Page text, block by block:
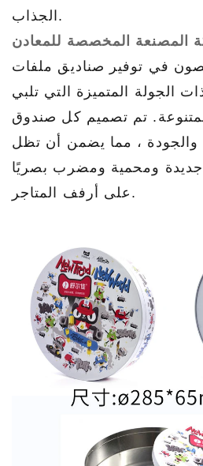
الجذاب.
المصنعة المخصصة للمعادن
في توفير صناديق ملفات
الجولة المتميزة التي تلبي
تم تصميم كل صندوق
والجودة ، مما يضمن أن تظل
جديدة ومحمية ومضرب بصريًا
على أرفف المتاجر.